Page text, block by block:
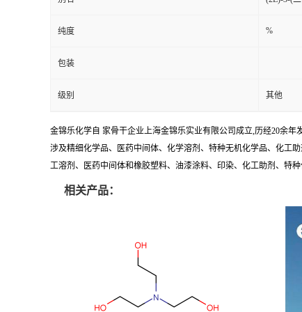
纯度 %
包装
级别 其他
金锦乐化学自 家骨干企业上海金锦乐实业有限公司成立,历经20余
涉及精细化学品、医药中间体、化学溶剂、特种无机化学品、化工
工溶剂、医药中间体和橡胶塑料、油漆涂料、印染、化工助剂、特
相关产品：